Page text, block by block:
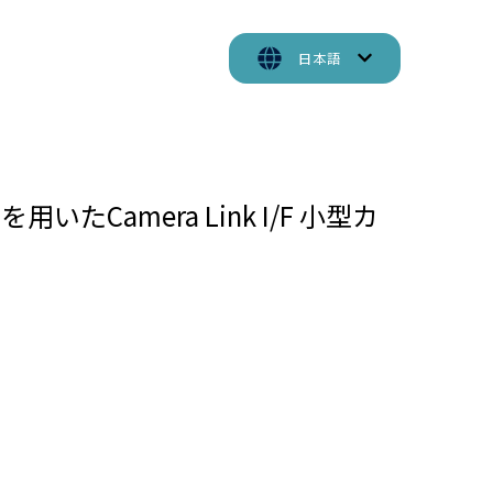
日本語
用いたCamera Link I/F 小型カ